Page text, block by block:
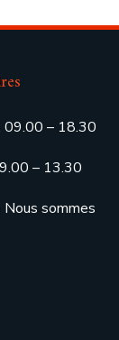
09.00 – 18.30
– 13.30
Nous sommes